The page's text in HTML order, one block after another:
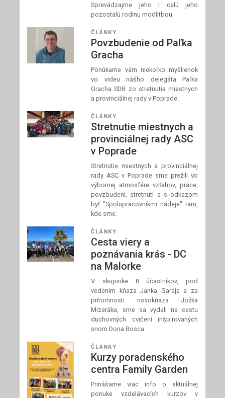
Sprevádzajme jeho i celú jeho
pozostalú rodinu modlitbou.
ČLÁNKY
Povzbudenie od Paľka
Gracha
Ponúkame vám niekoľko myšlienok
vo videu nášho delegáta Paľka
Gracha SDB zo stretnutia miestnych
a provinciálnej rady v Poprade.
ČLÁNKY
Stretnutie miestnych a
provinciálnej rady ASC
v Poprade
Stretnutie miestnych a provinciálnej
rady ASC v Poprade sme prežili vo
výbornej atmosfére vzťahov, práce,
povzbudení, stretnutí a s odkazom
byť "Spolupracovníkmi nádeje" tam,
kde sme.
ČLÁNKY
Cesta viery a
poznávania krás - DC
na Malorke
V skupinke 8 účastníkov, pod
vedením kňaza Janka Garaja a za
prítomnosti novokňaza Jožka
Mizeráka, sme sa vydali na cestu
duchovných cvičení inšpirovaných
snom Dona Bosca.
ČLÁNKY
Kurzy poradenského
centra Family Garden
Prinášame viac info o aktuálnej
ponuke vzdelávacích kurzov v